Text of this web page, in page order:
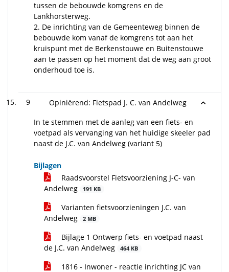
tussen de bebouwde komgrens en de
Lankhorsterweg.
2. De inrichting van de Gemeenteweg binnen de
bebouwde kom vanaf de komgrens tot aan het
kruispunt met de Berkenstouwe en Buitenstouwe
aan te passen op het moment dat de weg aan groot
onderhoud toe is.
9
Opiniërend: Fietspad J. C. van Andelweg
In te stemmen met de aanleg van een fiets- en
voetpad als vervanging van het huidige skeeler pad
naast de J.C. van Andelweg (variant 5)
Bijlagen
Raadsvoorstel Fietsvoorziening J-C- van
Andelweg
191 KB
Varianten fietsvoorzieningen J.C. van
Andelweg
2 MB
Bijlage 1 Ontwerp fiets- en voetpad naast
de J.C. van Andelweg
464 KB
1816 - Inwoner - reactie inrichting JC van